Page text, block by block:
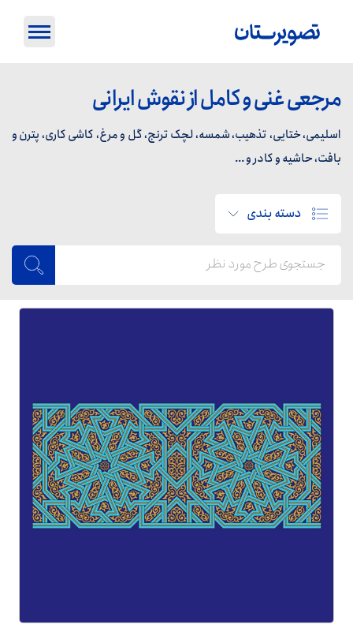
مرجعی غنی و کامل از نقوش ایرانی
اسلیمی، ختایی، تذهیب، شمسه، لچک ترنج، گل و مرغ، کاشی کاری، پترن و
بافت، حاشیه و کادر و ...
دسته بندی